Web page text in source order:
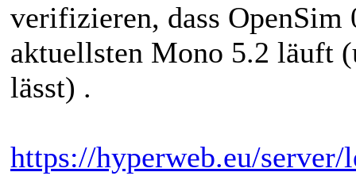
verifizieren, dass OpenSim
aktuellsten Mono 5.2 läuft
lässt) .
https://hyperweb.eu/server/